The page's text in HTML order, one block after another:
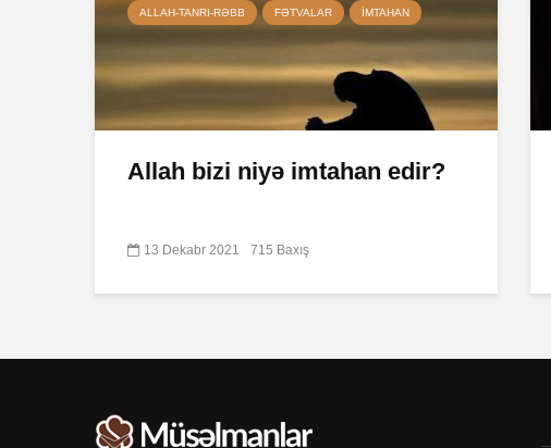
ALLAH-TANRI-RƏBB FƏTVALAR IMTAHAN
Allah bizi niyə imtahan edir?
13 Dekabr 2021 715 Baxış